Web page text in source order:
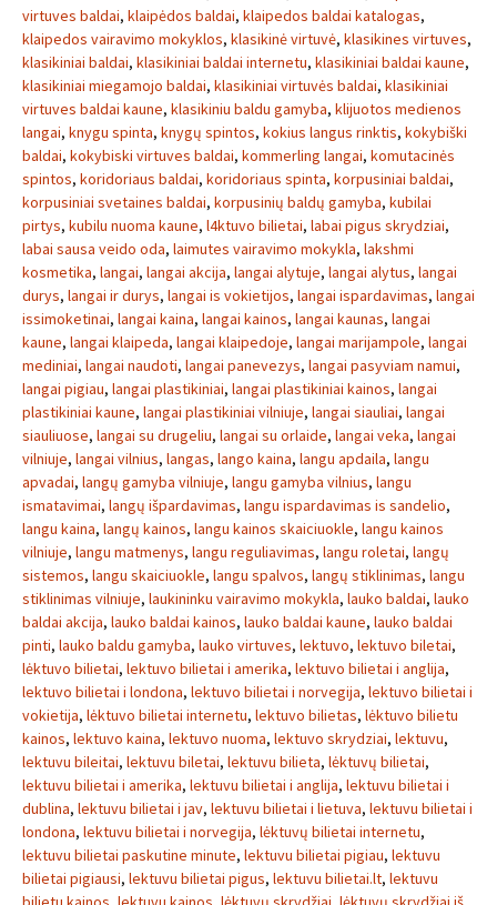
virtuves baldai, klaipėdos baldai, klaipedos baldai katalogas,
klaipedos vairavimo mokyklos, klasikinė virtuvė, klasikines virtuves,
klasikiniai baldai, klasikiniai baldai internetu, klasikiniai baldai kaune,
klasikiniai miegamojo baldai, klasikiniai virtuvės baldai, klasikiniai
virtuves baldai kaune, klasikiniu baldu gamyba, klijuotos medienos
langai, knygu spinta, knygų spintos, kokius langus rinktis, kokybiški
baldai, kokybiski virtuves baldai, kommerling langai, komutacinės
spintos, koridoriaus baldai, koridoriaus spinta, korpusiniai baldai,
korpusiniai svetaines baldai, korpusinių baldų gamyba, kubilai
pirtys, kubilu nuoma kaune, l4ktuvo bilietai, labai pigus skrydziai,
labai sausa veido oda, laimutes vairavimo mokykla, lakshmi
kosmetika, langai, langai akcija, langai alytuje, langai alytus, langai
durys, langai ir durys, langai is vokietijos, langai ispardavimas, langai
issimoketinai, langai kaina, langai kainos, langai kaunas, langai
kaune, langai klaipeda, langai klaipedoje, langai marijampole, langai
mediniai, langai naudoti, langai panevezys, langai pasyviam namui,
langai pigiau, langai plastikiniai, langai plastikiniai kainos, langai
plastikiniai kaune, langai plastikiniai vilniuje, langai siauliai, langai
siauliuose, langai su drugeliu, langai su orlaide, langai veka, langai
vilniuje, langai vilnius, langas, lango kaina, langu apdaila, langu
apvadai, langų gamyba vilniuje, langu gamyba vilnius, langu
ismatavimai, langų išpardavimas, langu ispardavimas is sandelio,
langu kaina, langų kainos, langu kainos skaiciuokle, langu kainos
vilniuje, langu matmenys, langu reguliavimas, langu roletai, langų
sistemos, langu skaiciuokle, langu spalvos, langų stiklinimas, langu
stiklinimas vilniuje, laukininku vairavimo mokykla, lauko baldai, lauko
baldai akcija, lauko baldai kainos, lauko baldai kaune, lauko baldai
pinti, lauko baldu gamyba, lauko virtuves, lektuvo, lektuvo biletai,
lėktuvo bilietai, lektuvo bilietai i amerika, lektuvo bilietai i anglija,
lektuvo bilietai i londona, lektuvo bilietai i norvegija, lektuvo bilietai i
vokietija, lėktuvo bilietai internetu, lektuvo bilietas, lėktuvo bilietu
kainos, lektuvo kaina, lektuvo nuoma, lektuvo skrydziai, lektuvu,
lektuvu bileitai, lektuvu biletai, lektuvu bilieta, lėktuvų bilietai,
lektuvu bilietai i amerika, lektuvu bilietai i anglija, lektuvu bilietai i
dublina, lektuvu bilietai i jav, lektuvu bilietai i lietuva, lektuvu bilietai i
londona, lektuvu bilietai i norvegija, lėktuvų bilietai internetu,
lektuvu bilietai paskutine minute, lektuvu bilietai pigiau, lektuvu
bilietai pigiausi, lektuvu bilietai pigus, lektuvu bilietai.lt, lektuvu